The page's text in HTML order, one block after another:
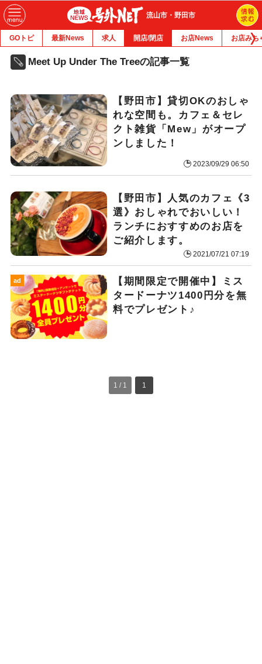
流山市・野田市
GOトピ 最新News 求人 開店/閉店 お店News お店みち
Meet Up Under The Treeの記事一覧
【野田市】貸切OKのおしゃ
れな空間も。カフェ＆セレ
クト雑貨「Mew」がオープ
ンしました！
2023/09/29 06:50
【野田市】人気のカフェ《3
選》おしゃれでおいしい！
ランチにおすすめのお店を
ご紹介します。
2021/07/21 07:19
ad
【期間限定で開催中】ミス
タードーナツ1400円分を無
料でプレゼント♪
1 / 1 1